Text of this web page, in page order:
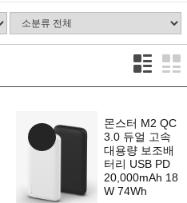
몬스터 M2 QC
3.0 듀얼 고속
대용량 보조배
터리 USB PD
20,000mAh 18
W 74Wh